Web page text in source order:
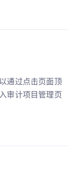
通过点击页面顶
审计项目管理页